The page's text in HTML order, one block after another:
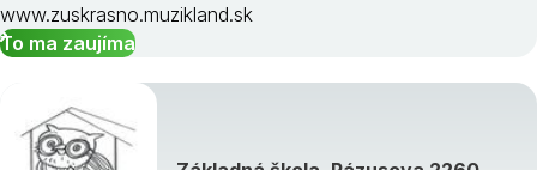
www.zuskrasno.muzikland.sk
To ma zaujíma